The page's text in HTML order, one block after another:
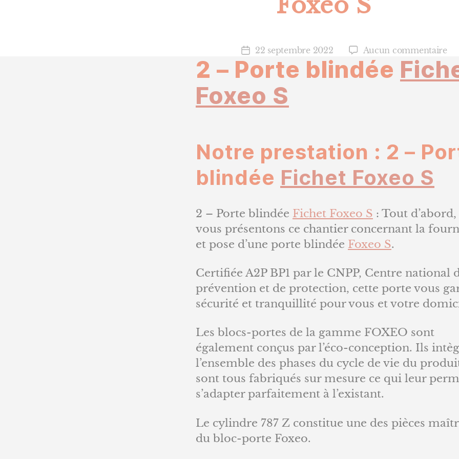
Date
de
l’article
22 septembre 2022 Aucun commentairesur
–
2 – Porte blindée
Foxeo S
Notre prestation : 2 –
blindée Fichet Foxeo S
2 – Porte blindée Fichet Foxeo S : Tout
vous présentons ce chantier concernant la
et pose d’une porte blindée Foxeo S.
Certifiée A2P BP1 par le CNPP, Centre national
prévention et de protection, cette porte vous
sécurité et tranquillité pour vous et votre
Les blocs-portes de la gamme FOXEO sont
également conçus par l’éco-conception. Ils
l’ensemble des phases du cycle de vie du
sont tous fabriqués sur mesure ce qui leur
s’adapter parfaitement à l’existant.
Le cylindre 787 Z constitue une des pièces
du bloc-porte Foxeo.